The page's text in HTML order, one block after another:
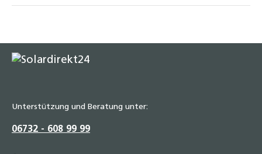
Stopfen 3/8" bis 1 1/2" Tempergussfitting
Temperguss Kappe 3/8" bis 1 1/2" DN10 bis
Unterstützung und Beratung unter:
06732 - 608 99 99